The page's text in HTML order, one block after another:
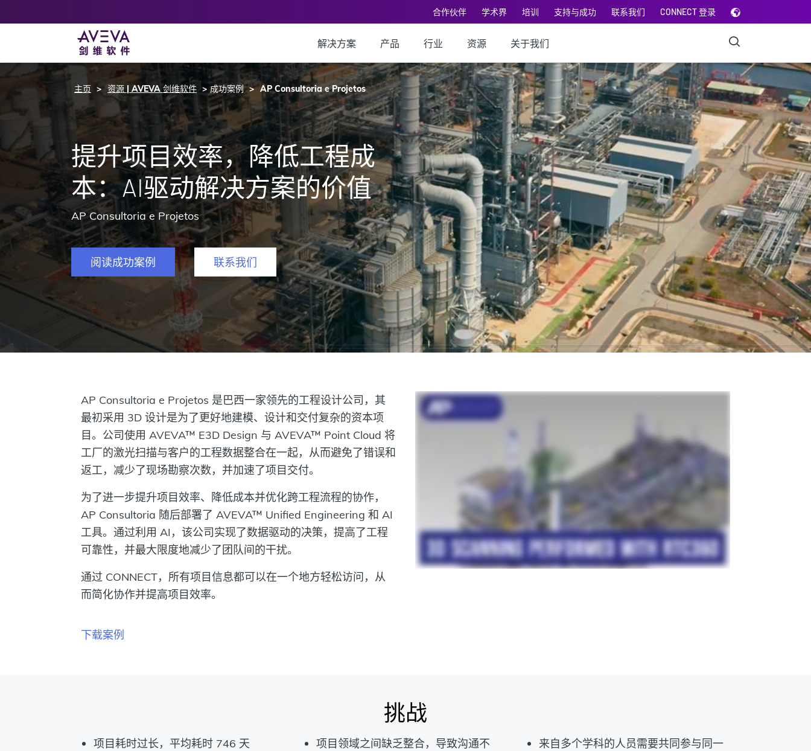
合作伙伴 学术界 培训 支持与成功 联系我们 CONNECT 登录
解决方案 产品 行业 资源 关于我们
主页 资源 | AVEVA 剑维软件 成功案例 AP Consultoria e Projetos
提升项目效率，降低工程成
本：AI驱动解决方案的价值
AP Consultoria e Projetos
阅读成功案例 联系我们
AP Consultoria e Projetos 是巴西一家领先的工程设计公司，其
最初采用 3D 设计是为了更好地建模、设计和交付复杂的资本项
目。公司使用 AVEVA™ E3D Design 与 AVEVA™ Point Cloud 将
工厂的激光扫描与客户的工程数据整合在一起，从而避免了错误和
返工，减少了现场勘察次数，并加速了项目交付。
为了进一步提升项目效率、降低成本并优化跨工程流程的协作，
AP Consultoria 随后部署了 AVEVA™ Unified Engineering 和 AI
工具。通过利用 AI，该公司实现了数据驱动的决策，提高了工程
可靠性，并最大限度地减少了团队间的干扰。
通过 CONNECT，所有项目信息都可以在一个地方轻松访问，从
而简化协作并提高项目效率。
下载案例
挑战
项目耗时过长，平均耗时 746 天
项目领域之间缺乏整合，导致沟通不
来自多个学科的人员需要共同参与同一